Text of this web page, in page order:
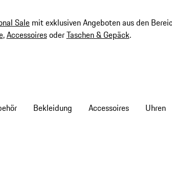
Sale mit exklusiven Angeboten aus den
,AccessoiresoderTaschen & Gepäck.
Bekleidung Accessoires Uhren